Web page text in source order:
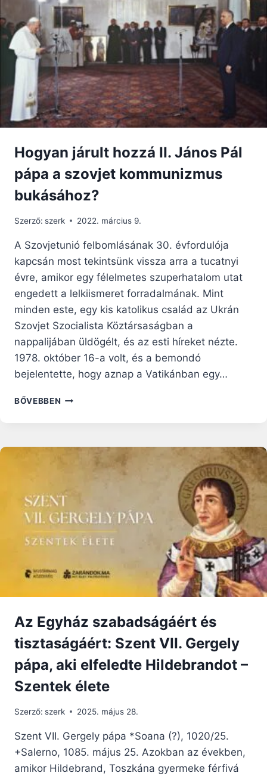
A
HÓNAPRA,
AMELY
MEGVÁLTOZTATTA
A
KATOLIKUS
EGYHÁZ
ARCULATÁT
Hogyan járult hozzá II. János Pál
pápa a szovjet kommunizmus
bukásához?
Szerző: szerk 2022. március 9.
A Szovjetunió felbomlásának 30. évfordulója
kapcsán most tekintsünk vissza arra a tucatnyi
évre, amikor egy félelmetes szuperhatalom utat
engedett a lelkiismeret forradalmának. Mint
minden este, egy kis katolikus család az Ukrán
Szovjet Szocialista Köztársaságban a
nappalijában üldögélt, és az esti híreket nézte.
1978. október 16-a volt, és a bemondó
bejelentette, hogy aznap a Vatikánban egy…
BŐVEBBEN HOGYAN
JÁNOS
SZOVJET
KOMMUNIZMUS
BUKÁSÁHOZ?
Az Egyház szabadságáért és
tisztaságáért: Szent VII. Gergely
pápa, aki elfeledte Hildebrandot –
Szentek élete
Szerző: szerk 2025. május 28.
Szent VII. Gergely pápa *Soana (?), 1020/25.
+Salerno, 1085. május 25. Azokban az években,
amikor Hildebrand, Toszkána gyermeke férfivá